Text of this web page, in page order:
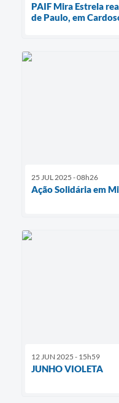
PAIF Mira Estrela
de Paulo, em
25 JUL 2025 - 08h26
Ação Solidária em
12 JUN 2025 - 15h59
JUNHO VIOLETA